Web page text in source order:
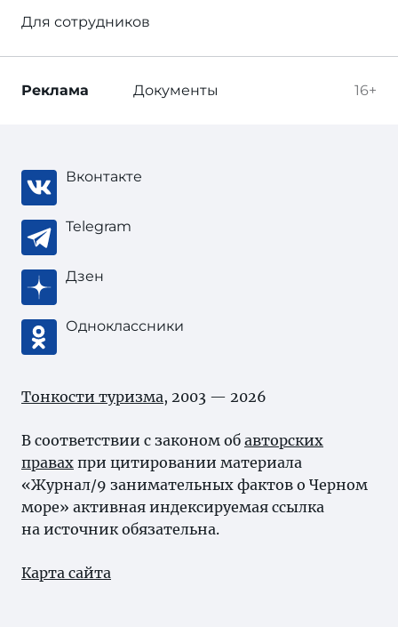
Для сотрудников
16+
Реклама Документы
Вконтакте
Telegram
Дзен
Одноклассники
Тонкости туризма, 2003 — 2026
В соответствии с законом об авторских
правах при цитировании материала
«Журнал/9 занимательных фактов о Черном
море» активная индексируемая ссылка
на источник обязательна.
Карта сайта